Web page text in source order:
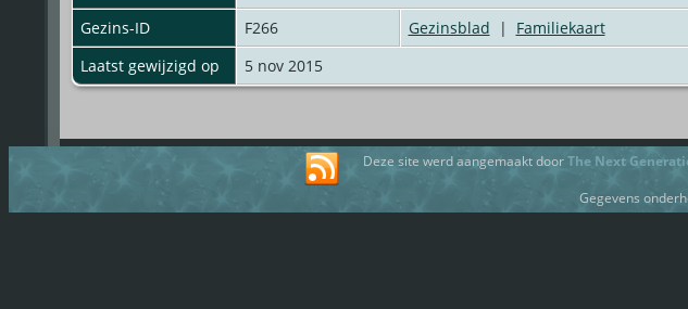
Gezins-ID
F266 Gezinsblad | Familiekaart
Laatst gewijzigd op
5 nov 2015
Deze site werd aangemaakt doorThe Next
Gegevens